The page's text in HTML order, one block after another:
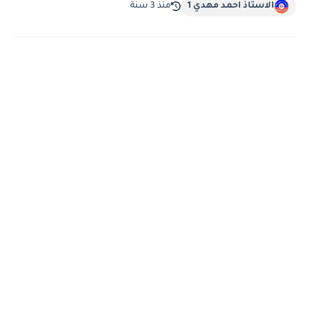
الاستاذ احمد مهدي 1 منذ 3 سنة